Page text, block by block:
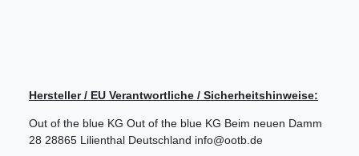
Hersteller / EU Verantwortliche / Sicherheitshinweise:
Out of the blue KG Out of the blue KG Beim neuen Damm
28 28865 Lilienthal Deutschland info@ootb.de